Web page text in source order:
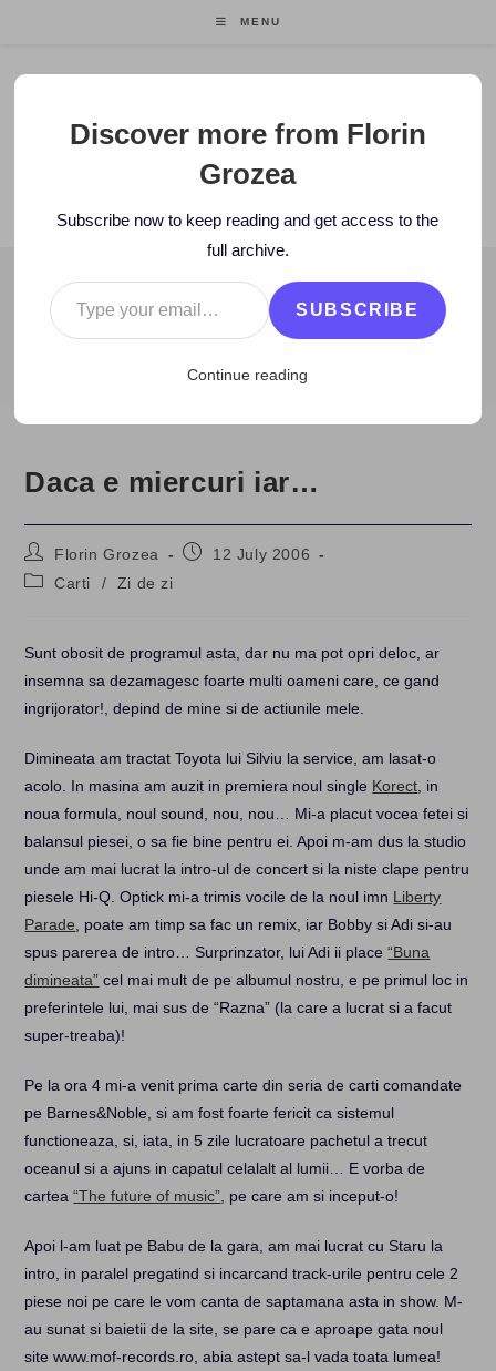
MENU
Florin Grozea
ENTREPRENEUR. FOUNDER/CEO MOCAPP.
BLOG
2006 > July > 12 > Zi de zi Daca e miercuri iar…
Daca e miercuri iar…
Post
author:
Florin Grozea
Post12 July 2006
PostCarti / Zi de zi
Sunt obosit de programul asta, dar nu ma pot opri deloc, ar
insemna sa dezamagesc foarte multi oameni care, ce gand
ingrijorator!, depind de mine si de actiunile mele.
Dimineata am tractat Toyota lui Silviu la service, am lasat-o
acolo. In masina am auzit in premiera noul single Korect , in
noua formula, noul sound, nou, nou… Mi-a placut vocea fetei si
balansul piesei, o sa fie bine pentru ei. Apoi m-am dus la studio
unde am mai lucrat la intro-ul de concert si la niste clape pentru
piesele Hi-Q. Optick mi-a trimis vocile de la noul imn Liberty
Parade , poate am timp sa fac un remix, iar Bobby si Adi si-au
spus parerea de intro… Surprinzator, lui Adi ii place“Buna
dimineata” cel mai mult de pe albumul nostru, e pe primul loc in
preferintele lui, mai sus de “Razna” (la care a lucrat si a facut
super-treaba)!
Pe la ora 4 mi-a venit prima carte din seria de carti comandate
pe Barnes&Noble, si am fost foarte fericit ca sistemul
functioneaza, si, iata, in 5 zile lucratoare pachetul a trecut
oceanul si a ajuns in capatul celalalt al lumii… E vorba de
cartea“The future of music” , pe care am si inceput-o!
Apoi l-am luat pe Babu de la gara, am mai lucrat cu Staru la
intro, in paralel pregatind si incarcand track-urile pentru cele 2
piese noi pe care le vom canta de saptamana asta in show. M-
au sunat si baietii de la site, se pare ca e aproape gata noul
site www.mof-records.ro, abia astept sa-l vada toata lumea!
Discover more from Florin
Grozea
Subscribe now to keep reading and get access to the
full archive.
Type your email…
SUBSCRIBE
Continue reading